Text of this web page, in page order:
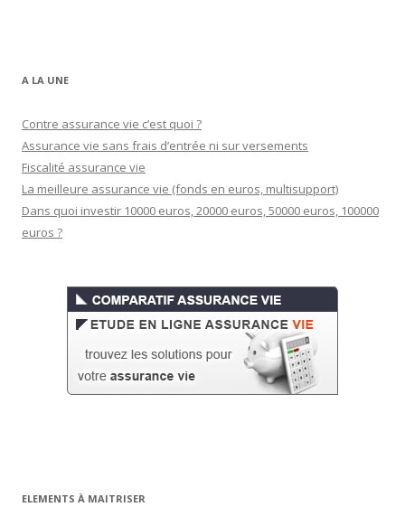
A LA UNE
Contre assurance vie c’est quoi ?
Assurance vie sans frais d’entrée ni sur versements
Fiscalité assurance vie
La meilleure assurance vie (fonds en euros, multisupport)
Dans quoi investir 10000 euros, 20000 euros, 50000 euros, 100000
euros ?
ELEMENTS À MAITRISER